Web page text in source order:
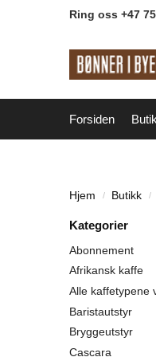
Ring oss +47
Forsiden
Hjem / Butikk /
Kategorier
Abonnement
Afrikansk kaffe
Alle kaffetypene
Baristautstyr
Bryggeutstyr
Cascara